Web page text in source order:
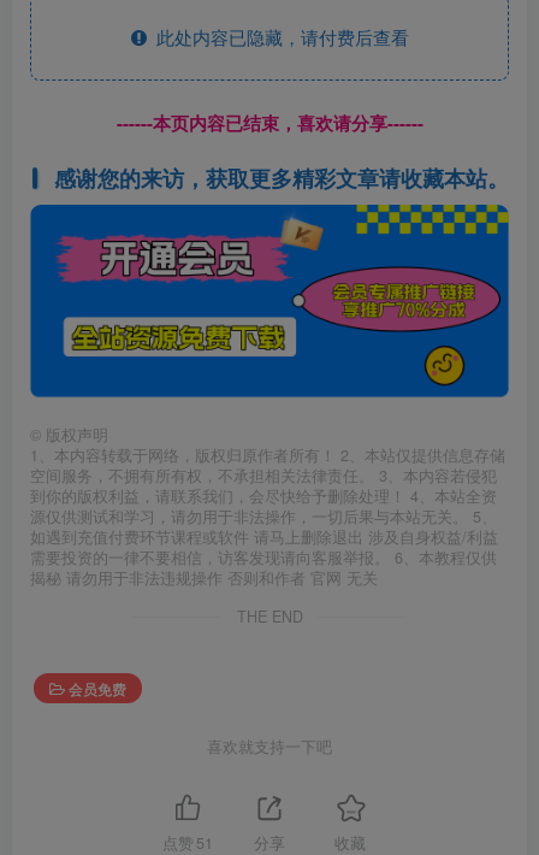
此处内容已隐藏，请付费后查看
------本页内容已结束，喜欢请分享------
感谢您的来访，获取更多精彩文章请收藏本站。
© 版权声明
1、本内容转载于网络，版权归原作者所有！ 2、本站仅提供信息存储
空间服务，不拥有所有权，不承担相关法律责任。 3、本内容若侵犯
到你的版权利益，请联系我们，会尽快给予删除处理！ 4、本站全资
源仅供测试和学习，请勿用于非法操作，一切后果与本站无关。 5、
如遇到充值付费环节课程或软件 请马上删除退出 涉及自身权益/利益
需要投资的一律不要相信，访客发现请向客服举报。 6、本教程仅供
揭秘 请勿用于非法违规操作 否则和作者 官网 无关
THE END
会员免费
喜欢就支持一下吧
点赞 51 分享 收藏